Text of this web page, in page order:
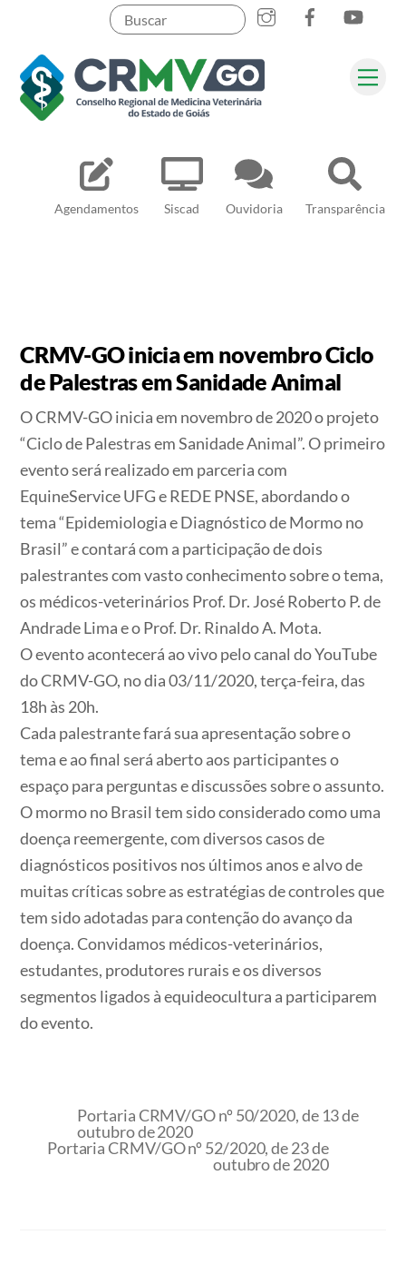
content
Agendamentos Siscad Ouvidoria Transparência
Pesquisar
CRMV-GO inicia em novembro Ciclo
de Palestras em Sanidade Animal
O CRMV-GO inicia em novembro de 2020 o projeto
“Ciclo de Palestras em Sanidade Animal”. O primeiro
evento será realizado em parceria com
EquineService UFG e REDE PNSE, abordando o
tema “Epidemiologia e Diagnóstico de Mormo no
Brasil” e contará com a participação de dois
palestrantes com vasto conhecimento sobre o tema,
os médicos-veterinários Prof. Dr. José Roberto P. de
Andrade Lima e o Prof. Dr. Rinaldo A. Mota.
O evento acontecerá ao vivo pelo canal do YouTube
do CRMV-GO, no dia 03/11/2020, terça-feira, das
18h às 20h.
Cada palestrante fará sua apresentação sobre o
tema e ao final será aberto aos participantes o
espaço para perguntas e discussões sobre o assunto.
O mormo no Brasil tem sido considerado como uma
doença reemergente, com diversos casos de
diagnósticos positivos nos últimos anos e alvo de
muitas críticas sobre as estratégias de controles que
tem sido adotadas para contenção do avanço da
doença. Convidamos médicos-veterinários,
estudantes, produtores rurais e os diversos
segmentos ligados à equideocultura a participarem
do evento.
Portaria CRMV/GO nº 50/2020, de 13 de
outubro de 2020
Portaria CRMV/GO nº 52/2020, de 23 de
outubro de 2020